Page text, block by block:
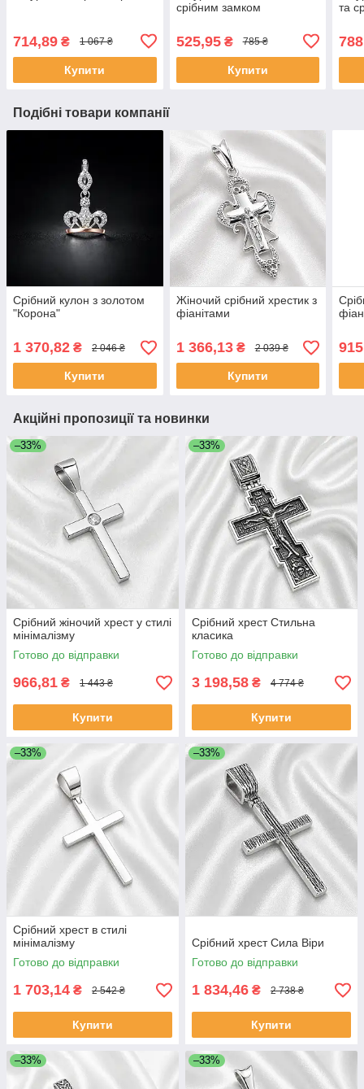
714,89 ₴ 1 067 ₴
Купити
срібним замком
525,95₴ 785 ₴
Купити
та
Подібні товари компанії
Срібний кулон з золотом
"Корона"
1 370,82 ₴ 2 046 ₴
Купити
Жіночий срібний хрестик з
фіанітами
1 366,13₴ 2 039 ₴
Купити
Акційні пропозиції та новинки
–33%
Срібний жіночий хрест у стилі
мінімалізму
Готово до відправки
966,81 ₴ 1 443 ₴
Купити
–33%
Срібний хрест Стильна
класика
Готово до відправки
3 198,58 ₴ 4 774 ₴
Купити
–33%
Срібний хрест в стилі
мінімалізму
Готово до відправки
1 703,14 ₴ 2 542 ₴
Купити
–33%
Срібний хрест Сила Віри
Готово до відправки
1 834,46 ₴ 2 738 ₴
Купити
–33% –33%